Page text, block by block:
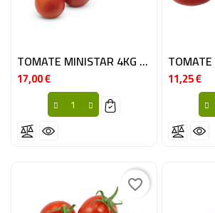
TOMATE MINISTAR 4KG BE
17,00 €Prix 11,25 €Prix
favorite_border